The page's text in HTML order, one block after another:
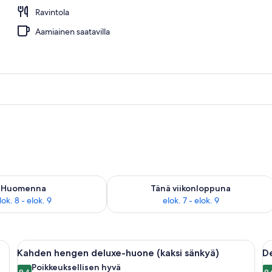
Ravintola
Aamiainen saatavilla
Huomenna
8 - elok. 9
saatavuus elok. 8 - elok. 9
Tänä viikonloppuna
elok. 7 - elok. 9
Tarkista tämän viikonlopun saatavuus
työpöytä kahdella tuolilla, pieni pöytä maljakko täynnä kukkia ja seinällä
Avaa
kaikki
Hotellihuone, jossa on kaksi sänkyä,
9
Kahden hengen deluxe-huone (kaksi sänkyä)
Poikkeuksellisen hyvä